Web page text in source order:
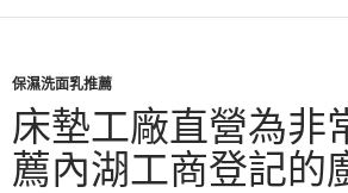
保濕洗面乳推薦
床墊工廠直營為非
薦內湖工商登記的